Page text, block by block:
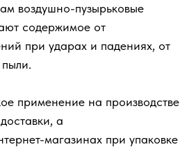
воздушно-пузырьковые
содержимое от
при ударах и падениях, от
применение на производстве
а
магазинах при упаковке